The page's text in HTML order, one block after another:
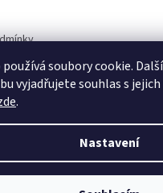
soubory cookie.
vyjadřujete souhlas s jejich
.
Nastavení
údajů
2026ALFREDOVA